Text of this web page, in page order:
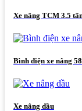
Xe nâng TCM 3.5
Bình điện xe nâng
Xe nâng dầu